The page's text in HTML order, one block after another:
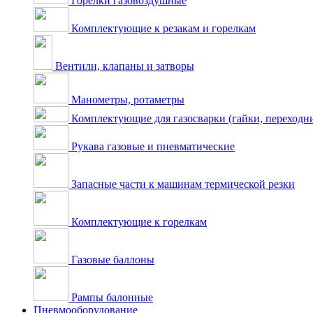
Комплектующие к резакам и горелкам
Вентили, клапаны и затворы
Манометры, ротаметры
Комплектующие для газосварки (гайки,
Рукава газовые и пневматические
Запасные части к машинам термической резки
Комплектующие к горелкам
Газовые баллоны
Рампы балонные
Пневмооборудование